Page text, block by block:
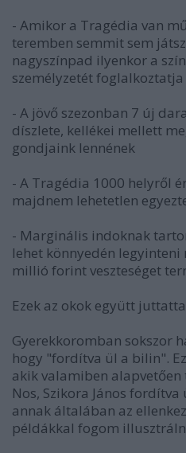
- Amikor a Tragédia van
teremben semmit sem
nagyszínpad ilyenkor a
személyzetét foglalkoztatja
- A jövő szezonban 7 új
díszlete, kellékei mellett
gondjaink lennének
- A Tragédia 1000 helyről
majdnem lehetetlen
- Marginális indoknak
lehet könnyedén
millió forint veszteséget
Ezek az okok együtt
Gyerekkoromban sokszor
hogy "fordítva ül a bilin".
akik valamiben alapvetően
Nos, Szikora János
annak általában az
példákkal fogom